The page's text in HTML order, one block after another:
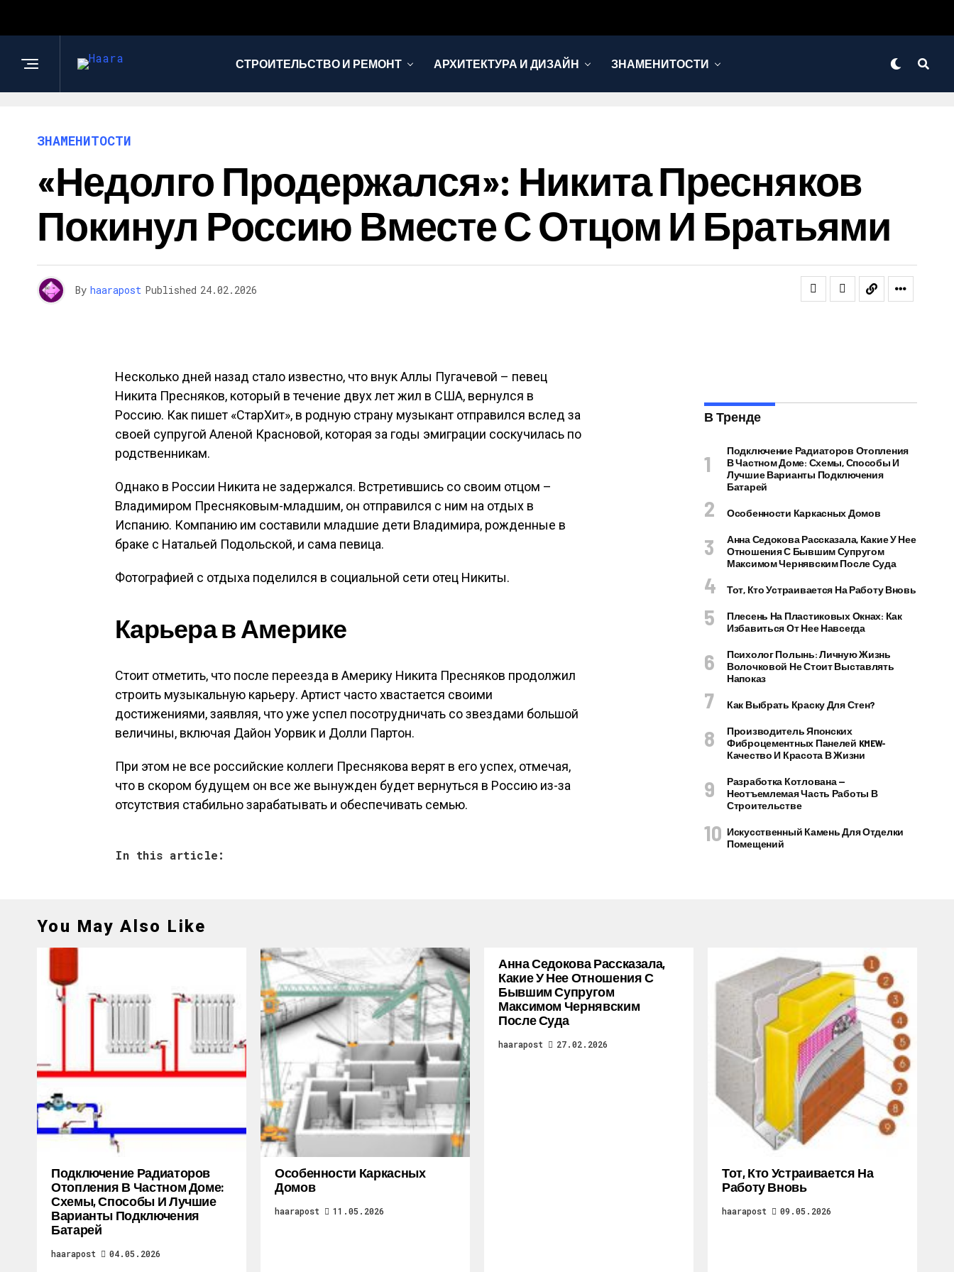
СТРОИТЕЛЬСТВО И РЕМОНТ АРХИТЕКТУРА И ДИЗАЙН ЗНАМЕНИТОСТИ
ЗНАМЕНИТОСТИ
«Недолго Продержался»: Никита Пресняков
Покинул Россию Вместе С Отцом И Братьями
By haarapost Published 24.02.2026
Несколько дней назад стало известно, что внук Аллы Пугачевой – певец
Никита Пресняков, который в течение двух лет жил в США, вернулся в
Россию. Как пишет «СтарХит», в родную страну музыкант отправился вслед за
своей супругой Аленой Красновой, которая за годы эмиграции соскучилась по
родственникам.
Однако в России Никита не задержался. Встретившись со своим отцом –
Владимиром Пресняковым-младшим, он отправился с ним на отдых в
Испанию. Компанию им составили младшие дети Владимира, рожденные в
браке с Натальей Подольской, и сама певица.
Фотографией с отдыха поделился в социальной сети отец Никиты.
Карьера в Америке
Стоит отметить, что после переезда в Америку Никита Пресняков продолжил
строить музыкальную карьеру. Артист часто хвастается своими
достижениями, заявляя, что уже успел посотрудничать со звездами большой
величины, включая Дайон Уорвик и Долли Партон.
При этом не все российские коллеги Преснякова верят в его успех, отмечая,
что в скором будущем он все же вынужден будет вернуться в Россию из-за
отсутствия стабильно зарабатывать и обеспечивать семью.
In this article:
В Тренде
Подключение Радиаторов Отопления
В Частном Доме: Схемы, Способы И
Лучшие Варианты Подключения
Батарей
Особенности Каркасных Домов
Анна Седокова Рассказала, Какие У Нее
Отношения С Бывшим Супругом
Максимом Чернявским После Суда
Тот, Кто Устраивается На Работу Вновь
Плесень На Пластиковых Окнах: Как
Избавиться От Нее Навсегда
Психолог Полынь: Личную Жизнь
Волочковой Не Стоит Выставлять
Напоказ
Как Выбрать Краску Для Стен?
Производитель Японских
Фиброцементных Панелей KMEW-
Качество И Красота В Жизни
Разработка Котлована —
Неотъемлемая Часть Работы В
Строительстве
Искусственный Камень Для Отделки
Помещений
You May Also Like
Подключение Радиаторов
Отопления В Частном Доме:
Схемы, Способы И Лучшие
Варианты Подключения
Батарей
haarapost 04.05.2026
Особенности Каркасных
Домов
haarapost 11.05.2026
Анна Седокова Рассказала,
Какие У Нее Отношения С
Бывшим Супругом
Максимом Чернявским
После Суда
haarapost 27.02.2026
Тот, Кто Устраивается На
Работу Вновь
haarapost 09.05.2026